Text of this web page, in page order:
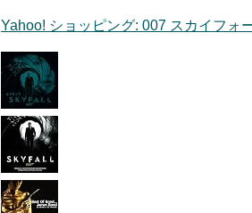
Yahoo! ショッピング: 007 スカイフォ